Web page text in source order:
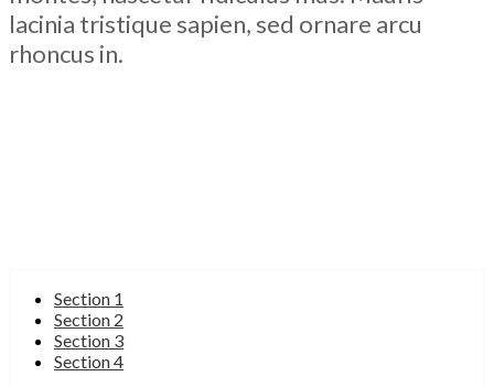
lacinia tristique sapien, sed ornare arcu
rhoncus in.
Section 1
Section 2
Section 3
Section 4